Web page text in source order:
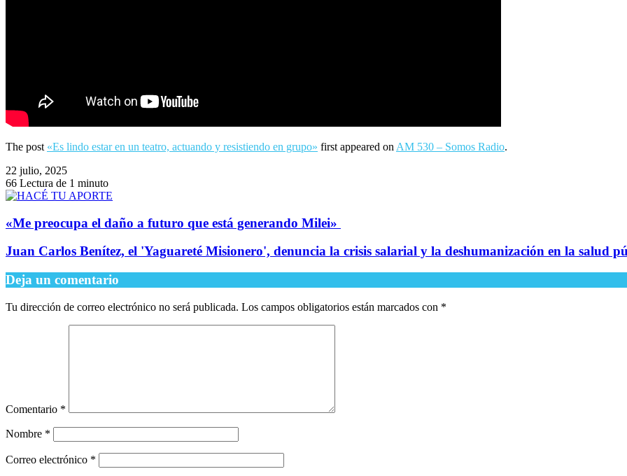
The post «Es lindo estar en un teatro, actuando y resistiendo en grupo» first appeared on AM 530 – Somos Radio.
22 julio, 2025
66 Lectura de 1 minuto
​«Me preocupa el daño a futuro que está generando Milei»
Juan Carlos Benítez, el 'Yaguareté Misionero', denuncia la crisis salarial y la deshumanización en la salud
Deja un comentario
Tu dirección de correo electrónico no será publicada. Los campos obligatorios están marcados con *
Comentario *
Nombre *
Correo electrónico *